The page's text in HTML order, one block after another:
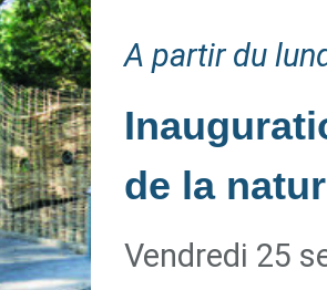
A partir du
de la
Vendredi 25